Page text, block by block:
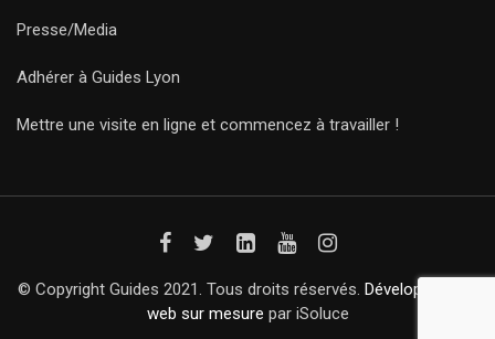
Presse/Media
Adhérer à Guides Lyon
Mettre une visite en ligne et commencez à travailler !
© Copyright Guides 2021. Tous droits réservés. Développement
web sur mesure par iSoluce